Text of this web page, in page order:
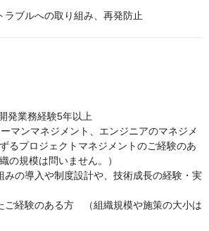
ラブルへの取り組み、再発防止
発業務経験5年以上
マンマネジメント、エンジニアのマネジメ
るプロジェクトマネジメントのご経験のあ
規模は問いません。）
みの導入や制度設計や、技術成長の経験・実
ご経験のある方 （組織規模や施策の大小は